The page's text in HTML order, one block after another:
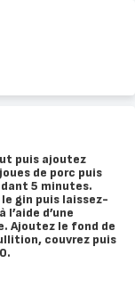
puis ajoutez
de porc puis
5 minutes.
gin puis laissez-
d’une
Ajoutez le fond de
couvrez puis